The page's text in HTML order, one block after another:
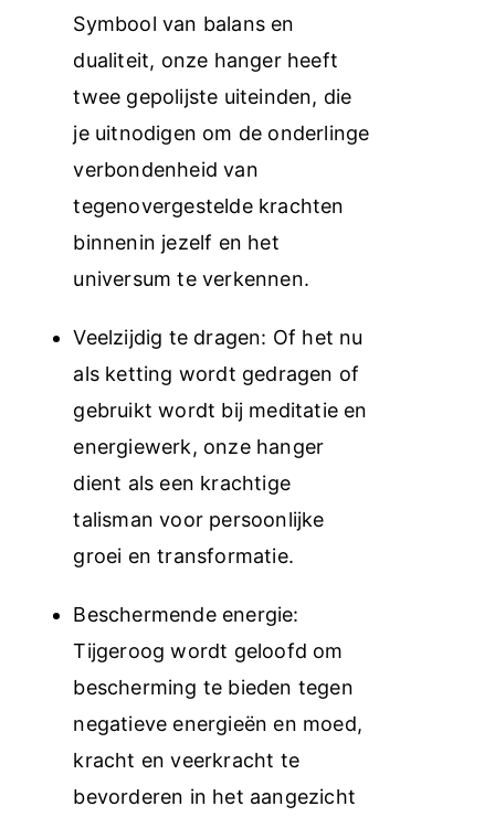
Symbool van balans en
dualiteit, onze hanger heeft
twee gepolijste uiteinden, die
je uitnodigen om de onderlinge
verbondenheid van
tegenovergestelde krachten
binnenin jezelf en het
universum te verkennen.
Veelzijdig te dragen: Of het nu
als ketting wordt gedragen of
gebruikt wordt bij meditatie en
energiewerk, onze hanger
dient als een krachtige
talisman voor persoonlijke
groei en transformatie.
Beschermende energie:
Tijgeroog wordt geloofd om
bescherming te bieden tegen
negatieve energieën en moed,
kracht en veerkracht te
bevorderen in het aangezicht